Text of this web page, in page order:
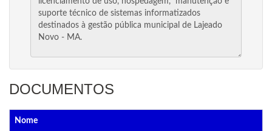
DOCUMENTOS
Nome